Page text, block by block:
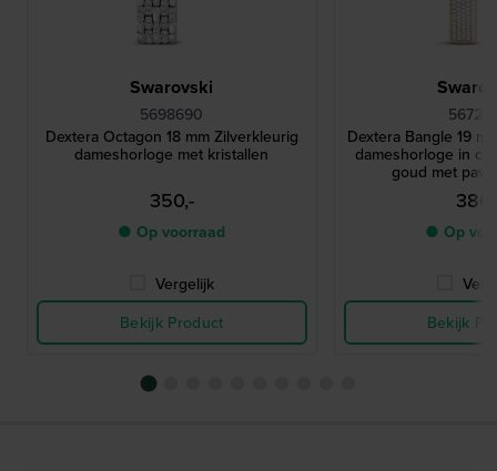
Swarovski
5698690
Dextera Octagon 18 mm Zilverkleurig
dameshorloge met kristallen
350,-
● Op voorraad
Vergelijk
Bekijk Product
Dextera Bangle 19
dameshorloge in
goud met
● Op
Bekijk